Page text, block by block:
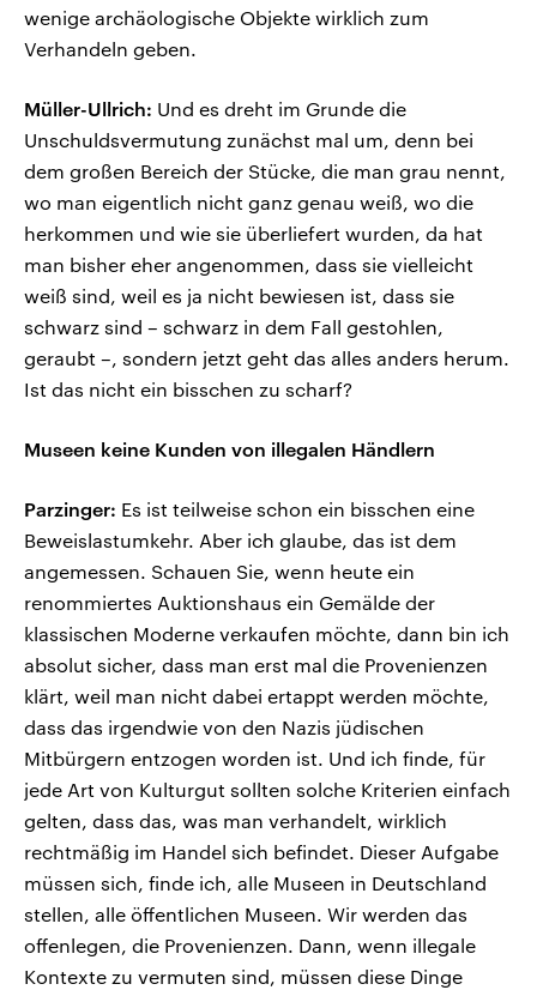
wenige archäologische Objekte wirklich zum
Verhandeln geben.
Müller-Ullrich: Und es dreht im Grunde die
Unschuldsvermutung zunächst mal um, denn bei
dem großen Bereich der Stücke, die man grau nennt,
wo man eigentlich nicht ganz genau weiß, wo die
herkommen und wie sie überliefert wurden, da hat
man bisher eher angenommen, dass sie vielleicht
weiß sind, weil es ja nicht bewiesen ist, dass sie
schwarz sind – schwarz in dem Fall gestohlen,
geraubt –, sondern jetzt geht das alles anders herum.
Ist das nicht ein bisschen zu scharf?
Museen keine Kunden von illegalen Händlern
Parzinger: Es ist teilweise schon ein bisschen eine
Beweislastumkehr. Aber ich glaube, das ist dem
angemessen. Schauen Sie, wenn heute ein
renommiertes Auktionshaus ein Gemälde der
klassischen Moderne verkaufen möchte, dann bin ich
absolut sicher, dass man erst mal die Provenienzen
klärt, weil man nicht dabei ertappt werden möchte,
dass das irgendwie von den Nazis jüdischen
Mitbürgern entzogen worden ist. Und ich finde, für
jede Art von Kulturgut sollten solche Kriterien einfach
gelten, dass das, was man verhandelt, wirklich
rechtmäßig im Handel sich befindet. Dieser Aufgabe
müssen sich, finde ich, alle Museen in Deutschland
stellen, alle öffentlichen Museen. Wir werden das
offenlegen, die Provenienzen. Dann, wenn illegale
Kontexte zu vermuten sind, müssen diese Dinge